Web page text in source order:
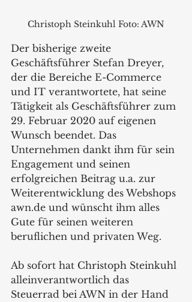
Christoph Steinkuhl Foto: AWN
Der bisherige zweite
Geschäftsführer Stefan Dreyer,
der die Bereiche E-Commerce
und IT verantwortete, hat seine
Tätigkeit als Geschäftsführer zum
29. Februar 2020 auf eigenen
Wunsch beendet. Das
Unternehmen dankt ihm für sein
Engagement und seinen
erfolgreichen Beitrag u.a. zur
Weiterentwicklung des Webshops
awn.de und wünscht ihm alles
Gute für seinen weiteren
beruflichen und privaten Weg.
Ab sofort hat Christoph Steinkuhl
alleinverantwortlich das
Steuerrad bei AWN in der Hand